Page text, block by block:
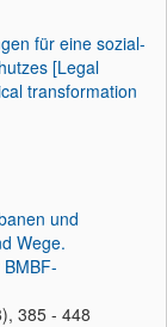
für eine sozial-
[Legal
transformation
und
Wege.
385 - 448